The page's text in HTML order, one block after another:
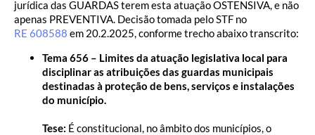
jurídica das GUARDAS terem esta atuação OSTENSIVA, e não
apenas PREVENTIVA. Decisão tomada pelo STF no
RE 608588 em 20.2.2025, conforme trecho abaixo transcrito:
Tema 656 – Limites da atuação legislativa local para
disciplinar as atribuições das guardas municipais
destinadas à proteção de bens, serviços e instalações
do município.
Tese: É constitucional, no âmbito dos municípios, o